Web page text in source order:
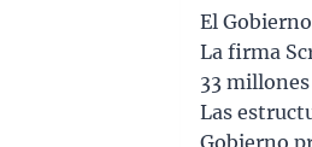
El
La firma
33 millones
Las